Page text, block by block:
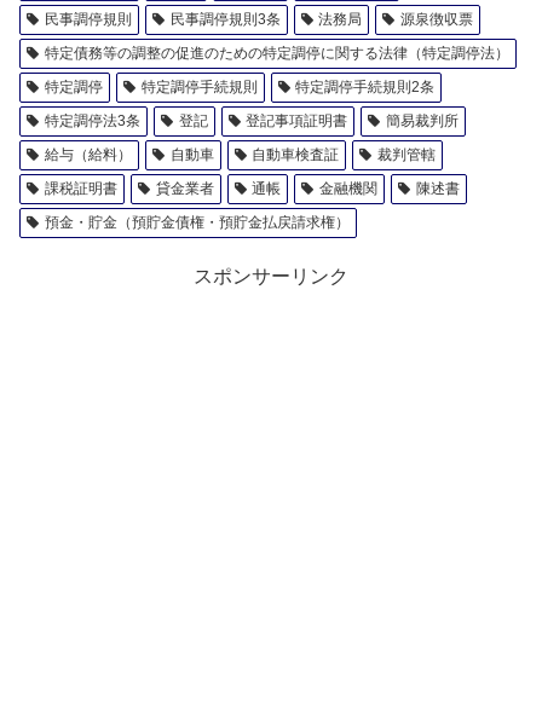
民事調停規則
民事調停規則3条 法務局
源泉徴収票
特定債務等の調整の促進のための特定調停に関する法律（特定調停法）
特定調停
特定調停手続規則
特定調停手続規則2条
特定調停法3条
登記 登記事項証明書
簡易裁判所
給与（給料）
自動車 自動車検査証
裁判管轄
課税証明書
貸金業者 通帳 金融機関
陳述書
預金・貯金（預貯金債権・預貯金払戻請求権）
スポンサーリンク